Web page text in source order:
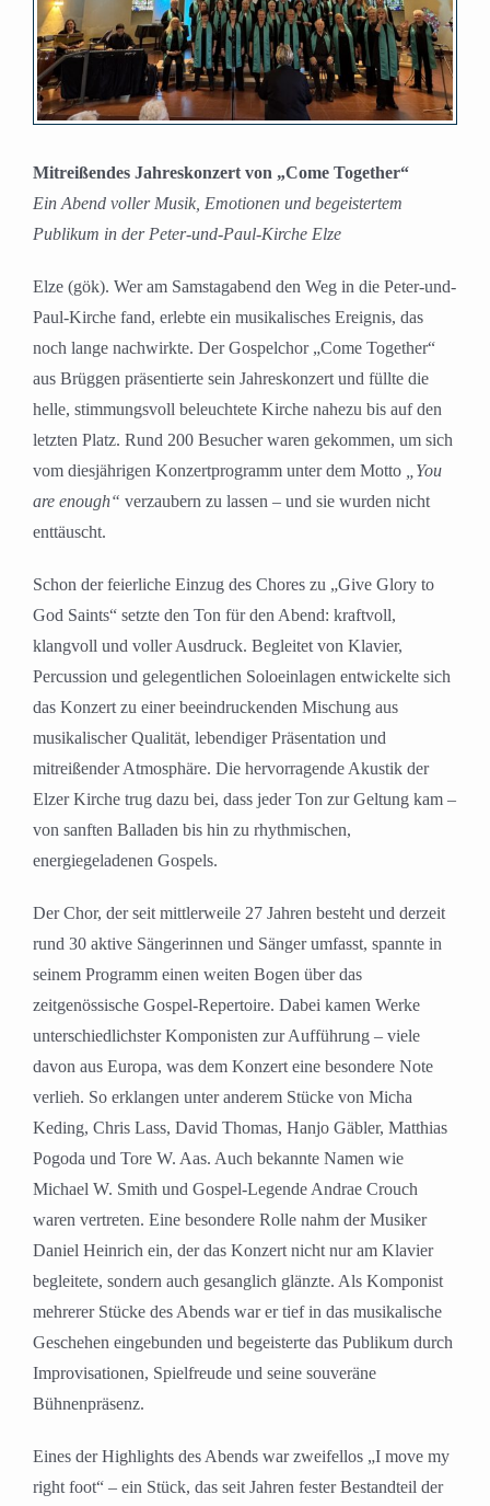
Mitreißendes Jahreskonzert von „Come Together“
Ein Abend voller Musik, Emotionen und begeistertem
Publikum in der Peter-und-Paul-Kirche Elze
Elze (gök). Wer am Samstagabend den Weg in die Peter-und-
Paul-Kirche fand, erlebte ein musikalisches Ereignis, das
noch lange nachwirkte. Der Gospelchor „Come Together“
aus Brüggen präsentierte sein Jahreskonzert und füllte die
helle, stimmungsvoll beleuchtete Kirche nahezu bis auf den
letzten Platz. Rund 200 Besucher waren gekommen, um sich
vom diesjährigen Konzertprogramm unter dem Motto
„You
are enough“ verzaubern zu lassen – und sie wurden nicht
enttäuscht.
Schon der feierliche Einzug des Chores zu „Give Glory to
God Saints“ setzte den Ton für den Abend: kraftvoll,
klangvoll und voller Ausdruck. Begleitet von Klavier,
Percussion und gelegentlichen Soloeinlagen entwickelte sich
das Konzert zu einer beeindruckenden Mischung aus
musikalischer Qualität, lebendiger Präsentation und
mitreißender Atmosphäre. Die hervorragende Akustik der
Elzer Kirche trug dazu bei, dass jeder Ton zur Geltung kam –
von sanften Balladen bis hin zu rhythmischen,
energiegeladenen Gospels.
Der Chor, der seit mittlerweile 27 Jahren besteht und derzeit
rund 30 aktive Sängerinnen und Sänger umfasst, spannte in
seinem Programm einen weiten Bogen über das
zeitgenössische Gospel-Repertoire. Dabei kamen Werke
unterschiedlichster Komponisten zur Aufführung – viele
davon aus Europa, was dem Konzert eine besondere Note
verlieh. So erklangen unter anderem Stücke von Micha
Keding, Chris Lass, David Thomas, Hanjo Gäbler, Matthias
Pogoda und Tore W. Aas. Auch bekannte Namen wie
Michael W. Smith und Gospel-Legende Andrae Crouch
waren vertreten. Eine besondere Rolle nahm der Musiker
Daniel Heinrich ein, der das Konzert nicht nur am Klavier
begleitete, sondern auch gesanglich glänzte. Als Komponist
mehrerer Stücke des Abends war er tief in das musikalische
Geschehen eingebunden und begeisterte das Publikum durch
Improvisationen, Spielfreude und seine souveräne
Bühnenpräsenz.
Eines der Highlights des Abends war zweifellos „I move my
right foot“ – ein Stück, das seit Jahren fester Bestandteil der